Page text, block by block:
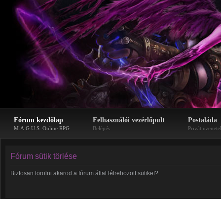
Fórum kezdőlap
M.A.G.U.S. Online RPG
Felhasználói vezérlőpult
Belépés
Postaláda
Privát
Fórum sütik törlése
Biztosan törölni akarod a fórum által létrehozott sütiket?